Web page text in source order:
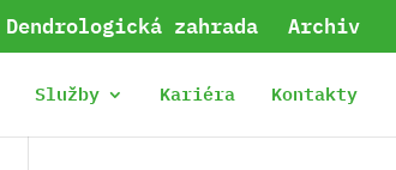
Dendrologická zahrada Archiv
Služby Kariéra Kontakty